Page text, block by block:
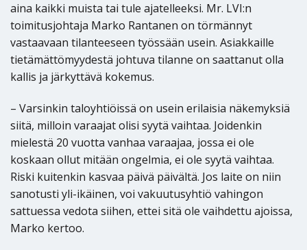
aina kaikki muista tai tule ajatelleeksi. Mr. LVI:n
toimitusjohtaja Marko Rantanen on törmännyt
vastaavaan tilanteeseen työssään usein. Asiakkaille
tietämättömyydestä johtuva tilanne on saattanut olla
kallis ja järkyttävä kokemus.
– Varsinkin taloyhtiöissä on usein erilaisia näkemyksiä
siitä, milloin varaajat olisi syytä vaihtaa. Joidenkin
mielestä 20 vuotta vanhaa varaajaa, jossa ei ole
koskaan ollut mitään ongelmia, ei ole syytä vaihtaa.
Riski kuitenkin kasvaa päivä päivältä. Jos laite on niin
sanotusti yli­-ikäinen, voi vakuutusyhtiö vahingon
sattuessa vedota siihen, ettei sitä ole vaihdettu ajoissa,
Marko kertoo.